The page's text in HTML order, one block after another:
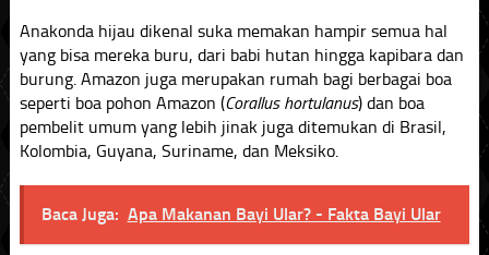
Anakonda hijau dikenal suka memakan hampir semua hal
yang bisa mereka buru, dari babi hutan hingga kapibara dan
burung. Amazon juga merupakan rumah bagi berbagai boa
seperti boa pohon Amazon (Corallus hortulanus) dan boa
pembelit umum yang lebih jinak juga ditemukan di Brasil,
Kolombia, Guyana, Suriname, dan Meksiko.
Baca Juga: Apa Makanan Bayi Ular? - Fakta Bayi Ular